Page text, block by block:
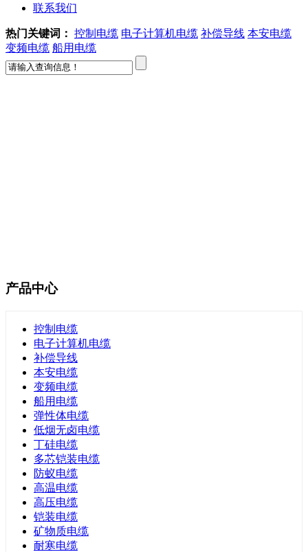
联系我们
热门关键词： 控制电缆 电子计算机电缆 补偿导线 本安电缆
变频电缆 船用电缆
产品中心
控制电缆
电子计算机电缆
补偿导线
本安电缆
变频电缆
船用电缆
弹性体电缆
低烟无卤电缆
丁硅电缆
多芯铠装电缆
防蚁电缆
高温电缆
高压电缆
铠装电缆
矿物质电缆
耐寒电缆